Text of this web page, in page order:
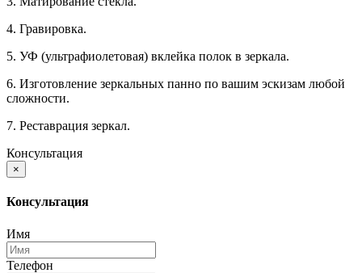
4. Гравировка.
5. УФ (ультрафиолетовая) вклейка полок в зеркала.
6. Изготовление зеркальных панно по вашим эскизам любой
сложности.
7. Реставрация зеркал.
Консультация
×
Консультация
Имя
Телефон